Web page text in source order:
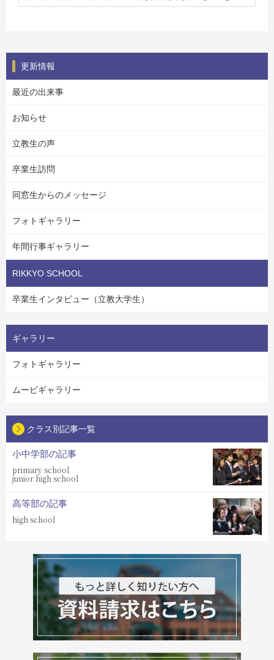
更新情報
最近の出来事
お知らせ
立教生の声
卒業生訪問
同窓生からのメッセージ
フォトギャラリー
年間行事ギャラリー
RIKKYO SCHOOL
卒業生インタビュー（立教大学生）
ギャラリー
フォトギャラリー
ムービギャラリー
クラス別記事一覧
小中学部の記事
primary school
junior high school
高等部の記事
high school